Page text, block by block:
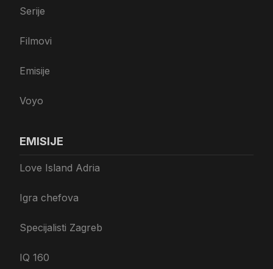
Serije
Filmovi
Emisije
Voyo
EMISIJE
Love Island Adria
Igra chefova
Specijalisti Zagreb
IQ 160